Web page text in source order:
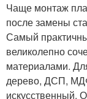
Чаще монтаж
после замены
Самый
великолепно
материалами.
дерево, ДСП,
искусственный.